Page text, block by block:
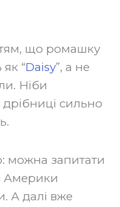
що ромашку
“Daisy”, а не
Ніби
дрібниці сильно
можна запитати
Америки
А далі вже